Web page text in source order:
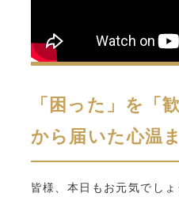
「困った」を「
から届いた心温
皆様、本日もお元気でし